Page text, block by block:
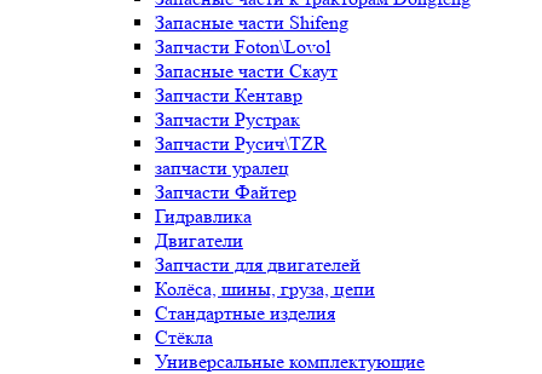
Запасные части Shifeng
Запчасти Foton\Lovol
Запасные части Скаут
Запчасти Кентавр
Запчасти Рустрак
Запчасти Русич\TZR
запчасти уралец
Запчасти Файтер
Гидравлика
Двигатели
Запчасти для двигателей
Колёса, шины, груза, цепи
Стандартные изделия
Стёкла
Универсальные комплектующие